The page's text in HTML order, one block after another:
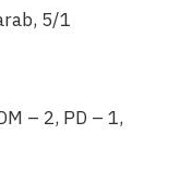
5/1
– 2, PD – 1,